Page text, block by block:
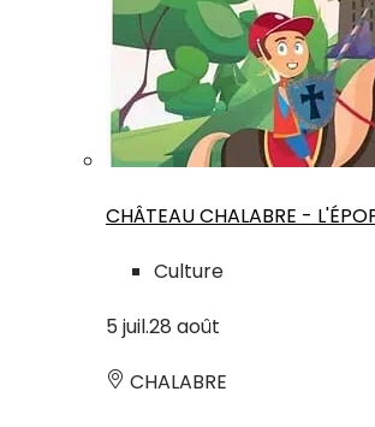
CHÂTEAU CHALABRE -
Culture
5 juil.28 août
CHALABRE